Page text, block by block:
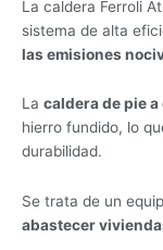
La caldera Ferroli
sistema de alta
las emisiones
La caldera de pie
hierro fundido, lo
durabilidad.
Se trata de un
abastecer